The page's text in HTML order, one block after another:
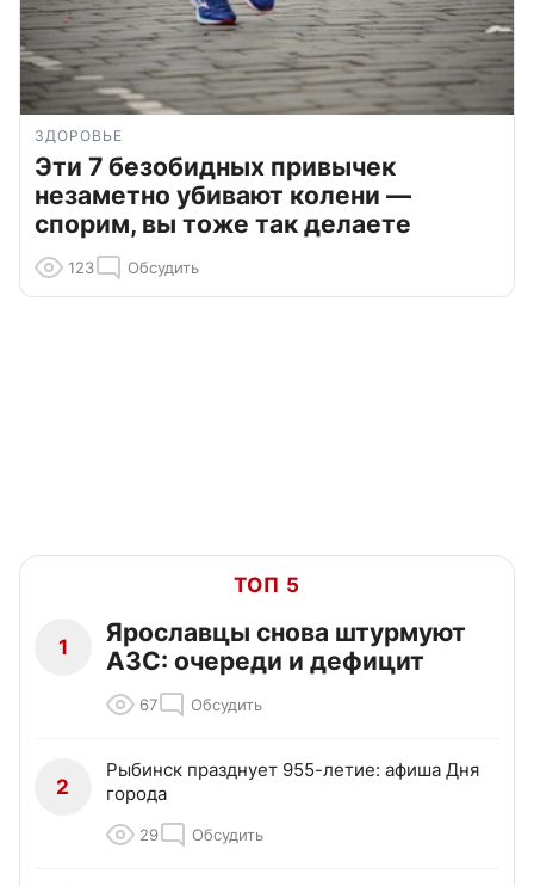
ЗДОРОВЬЕ
Эти 7 безобидных привычек
незаметно убивают колени —
спорим, вы тоже так делаете
123 Обсудить
ТОП 5
1
Ярославцы снова штурмуют
АЗС: очереди и дефицит
67 Обсудить
2
Рыбинск празднует 955-летие: афиша Дня
города
29 Обсудить